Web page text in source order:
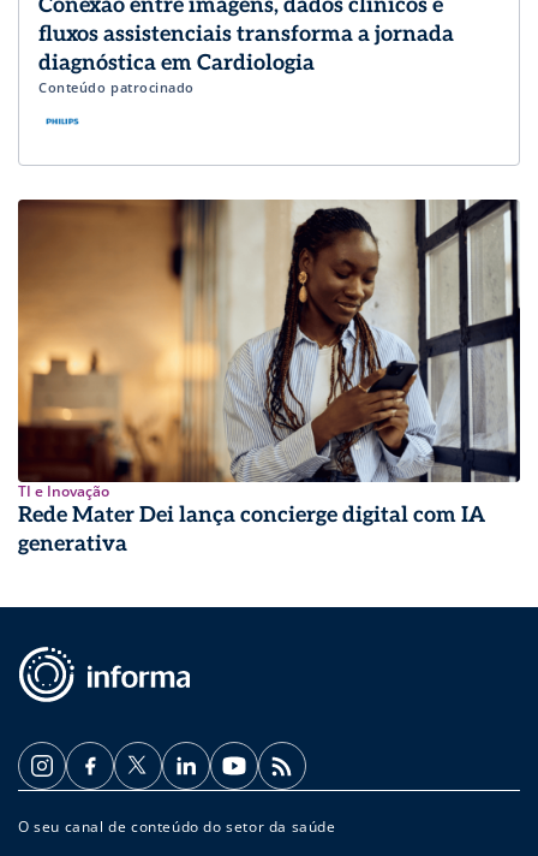
Conexão entre imagens, dados clínicos e
fluxos assistenciais transforma a jornada
diagnóstica em Cardiologia
Conteúdo patrocinado
TI e Inovação
Rede Mater Dei lança concierge digital com IA
generativa
O seu canal de conteúdo do setor da saúde